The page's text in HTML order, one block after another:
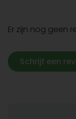
Er zijn nog geen
Schrijf een